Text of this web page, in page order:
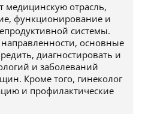
медицинскую отрасль,
функционирование и
системы.
основные
диагностировать и
и заболеваний
Кроме того, гинеколог
и профилактические